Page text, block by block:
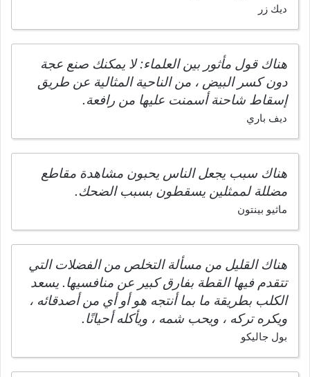
ديك زر
هناك قول مأثور بين العلماء: لا يمكنك صنع عجة
دون كسر البيض ، من الناحية المثالية عن طريق
إسقاط شاحنة أسمنت عليها من رافعة.
ديف باري
هناك سبب يجعل الناس يحبون مشاهدة مقاطع
مضللة لممثلين يسقطون بسبب الضحك.
ماثيو بينتون
هناك القليل من مسألة التخلص من الفضلات التي
تتقدم فيها القطة بفارق كبير عن منافسيها. يسعد
الكلب بطريقة ما بما أنتجه هو أو أي من أصدقائه ،
ويكره تركه ، ويحب شمه ، ويأكله أحيانًا.
بول جاليكو